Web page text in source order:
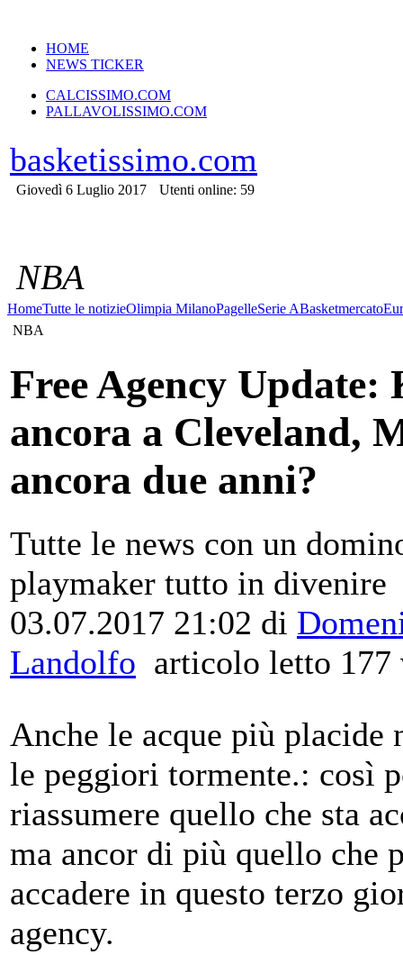
HOME
NEWS TICKER
CALCISSIMO.COM
PALLAVOLISSIMO.COM
basketissimo.com
Giovedì 6 Luglio 2017 Utenti online: 59
NBA
HomeTutte le notizieOlimpia MilanoPagelleSerie ABasketmercato
NBA
Free Agency Update:
ancora a Cleveland,
ancora due anni?
Tutte le news con un
playmaker tutto in divenire
03.07.2017 21:02 di
Landolfo articolo letto 177
Anche le acque più placide
le peggiori tormente.: così
riassumere quello che sta
ma ancor di più quello che
accadere in questo terzo
agency.